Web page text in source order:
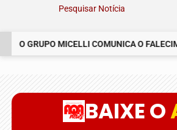
Pesquisar Notícia
O GRUPO MICELLI COMUNICA O
BAIXE O